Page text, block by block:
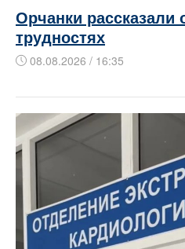
Орчанки рассказали
трудностях
08.08.2026 / 16:35